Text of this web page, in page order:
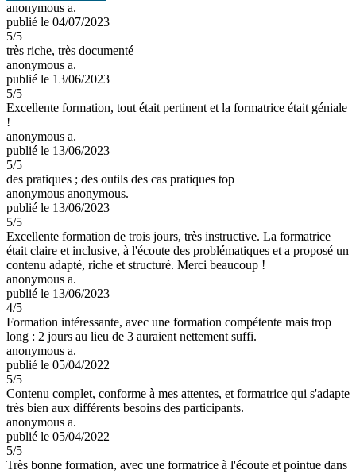
anonymous a.
publié le 04/07/2023
5/5
très riche, très documenté
anonymous a.
publié le 13/06/2023
5/5
Excellente formation, tout était pertinent et la formatrice était géniale
!
anonymous a.
publié le 13/06/2023
5/5
des pratiques ; des outils des cas pratiques top
anonymous anonymous.
publié le 13/06/2023
5/5
Excellente formation de trois jours, très instructive. La formatrice
était claire et inclusive, à l'écoute des problématiques et a proposé un
contenu adapté, riche et structuré. Merci beaucoup !
anonymous a.
publié le 13/06/2023
4/5
Formation intéressante, avec une formation compétente mais trop
long : 2 jours au lieu de 3 auraient nettement suffi.
anonymous a.
publié le 05/04/2022
5/5
Contenu complet, conforme à mes attentes, et formatrice qui s'adapte
très bien aux différents besoins des participants.
anonymous a.
publié le 05/04/2022
5/5
Très bonne formation, avec une formatrice à l'écoute et pointue dans